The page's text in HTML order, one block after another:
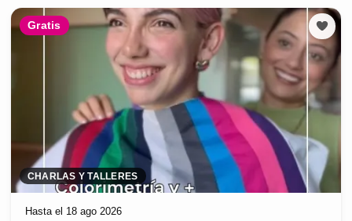
Gratis
CHARLAS Y TALLERES
Hasta el 18 ago 2026